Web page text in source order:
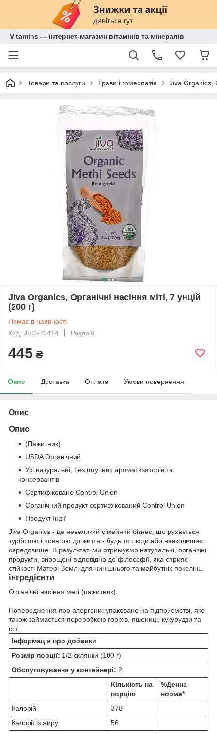
Vitamins — інтернет-магазин вітамінів та мінералів
Товари та послуги Трави і гомеопатія Jiva Organics,
Jiva Organics, Органічні насіння міті, 7 унцій
(200 г)
Немає в наявності
Код: JVO-70414
Роздріб
445 ₴
Опис Доставка Оплата Умови повернення
Опис
Опис
(Пажитник)
USDA Органічний
Усі натуральні, без штучних ароматизаторів та
консервантів
Сертифіковано Control Union
Органічний продукт сертифікований Control Union
Продукт Індії
Jiva Organics - це невеликий сімейний бізнес, що рухається
турботою і повагою до життя - будь то люди або навколишнє
середовище. В результаті ми отримуємо натуральні, органічні
продукти, вирощені відповідно до філософії, яка сприяє
стійкості Матері-Землі для нинішнього та майбутніх поколінь.
інгредієнти
Органічні насіння меті (пажитник).
Попередження про алергени: упаковане на підприємстві, яке
також займається переробкою горіхів, пшениці, кукурудзи та
сої.
Інформація про добавки
Розмір порції: 1/2 склянки (100 г)
Обслуговування у контейнері: 2
Кількість на
порцію
%Денна
норма*
Калорій
378
Калорії із жиру
56